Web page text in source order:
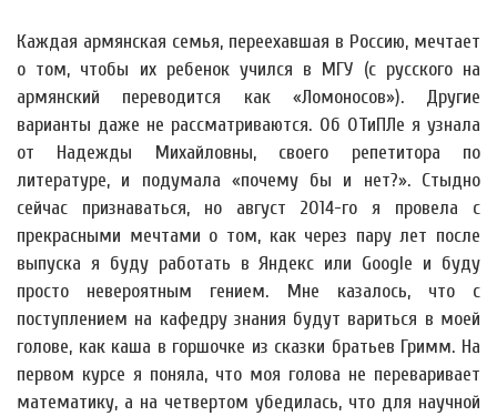
Каждая армянская семья, переехавшая в Россию, мечтает
о том, чтобы их ребенок учился в МГУ (с русского на
армянский переводится как «Ломоносов»). Другие
варианты даже не рассматриваются. Об ОТиПЛе я узнала
от Надежды Михайловны, своего репетитора по
литературе, и подумала «почему бы и нет?». Стыдно
сейчас признаваться, но август 2014-го я провела с
прекрасными мечтами о том, как через пару лет после
выпуска я буду работать в Яндекс или Google и буду
просто невероятным гением. Мне казалось, что с
поступлением на кафедру знания будут вариться в моей
голове, как каша в горшочке из сказки братьев Гримм. На
первом курсе я поняла, что моя голова не переваривает
математику, а на четвертом убедилась, что для научной